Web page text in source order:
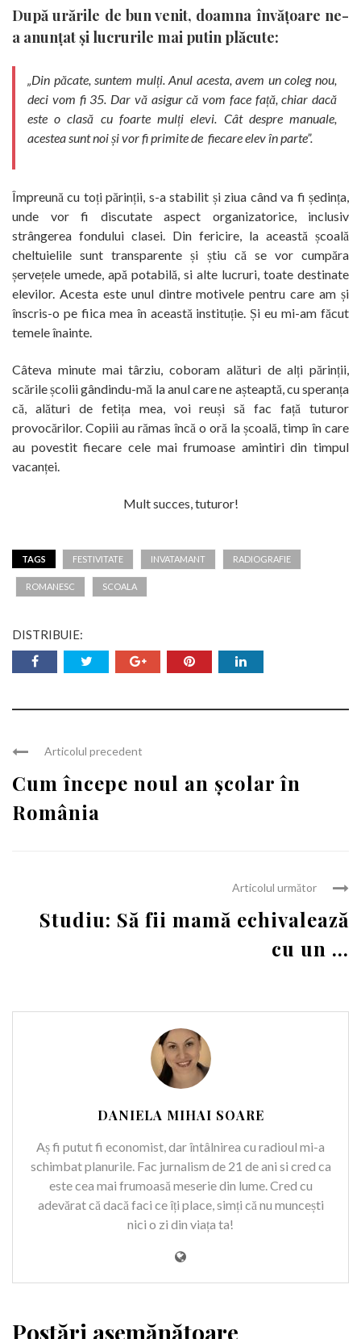
După urările de bun venit, doamna învățoare ne-
a anunțat și lucrurile mai putin plăcute:
„Din păcate, suntem mulți. Anul acesta, avem un coleg nou,
deci vom fi 35. Dar vă asigur că vom face față, chiar dacă
este o clasă cu foarte mulți elevi. Cât despre manuale,
acestea sunt noi și vor fi primite de fiecare elev în parte”.
Împreună cu toți părinții, s-a stabilit și ziua când va fi ședința,
unde vor fi discutate aspect organizatorice, inclusiv
strângerea fondului clasei. Din fericire, la această școală
cheltuielile sunt transparente și știu că se vor cumpăra
șervețele umede, apă potabilă, si alte lucruri, toate destinate
elevilor. Acesta este unul dintre motivele pentru care am și
înscris-o pe fiica mea în această instituție. Și eu mi-am făcut
temele înainte.
Câteva minute mai târziu, coboram alături de alți părinții,
scările școlii gândindu-mă la anul care ne așteaptă, cu speranța
că, alături de fetița mea, voi reuși să fac față tuturor
provocărilor. Copiii au rămas încă o oră la școală, timp în care
au povestit fiecare cele mai frumoase amintiri din timpul
vacanței.
Mult succes, tuturor!
TAGS FESTIVITATE INVATAMANT RADIOGRAFIE
ROMANESC SCOALA
DISTRIBUIE:
Articolul precedent
Cum începe noul an școlar în
România
Articolul următor
Studiu: Să fii mamă echivalează
cu un ...
DANIELA MIHAI SOARE
Aș fi putut fi economist, dar întâlnirea cu radioul mi-a
schimbat planurile. Fac jurnalism de 21 de ani si cred ca
este cea mai frumoasă meserie din lume. Cred cu
adevărat că dacă faci ce îți place, simți că nu muncești
nici o zi din viața ta!
Postări asemănătoare